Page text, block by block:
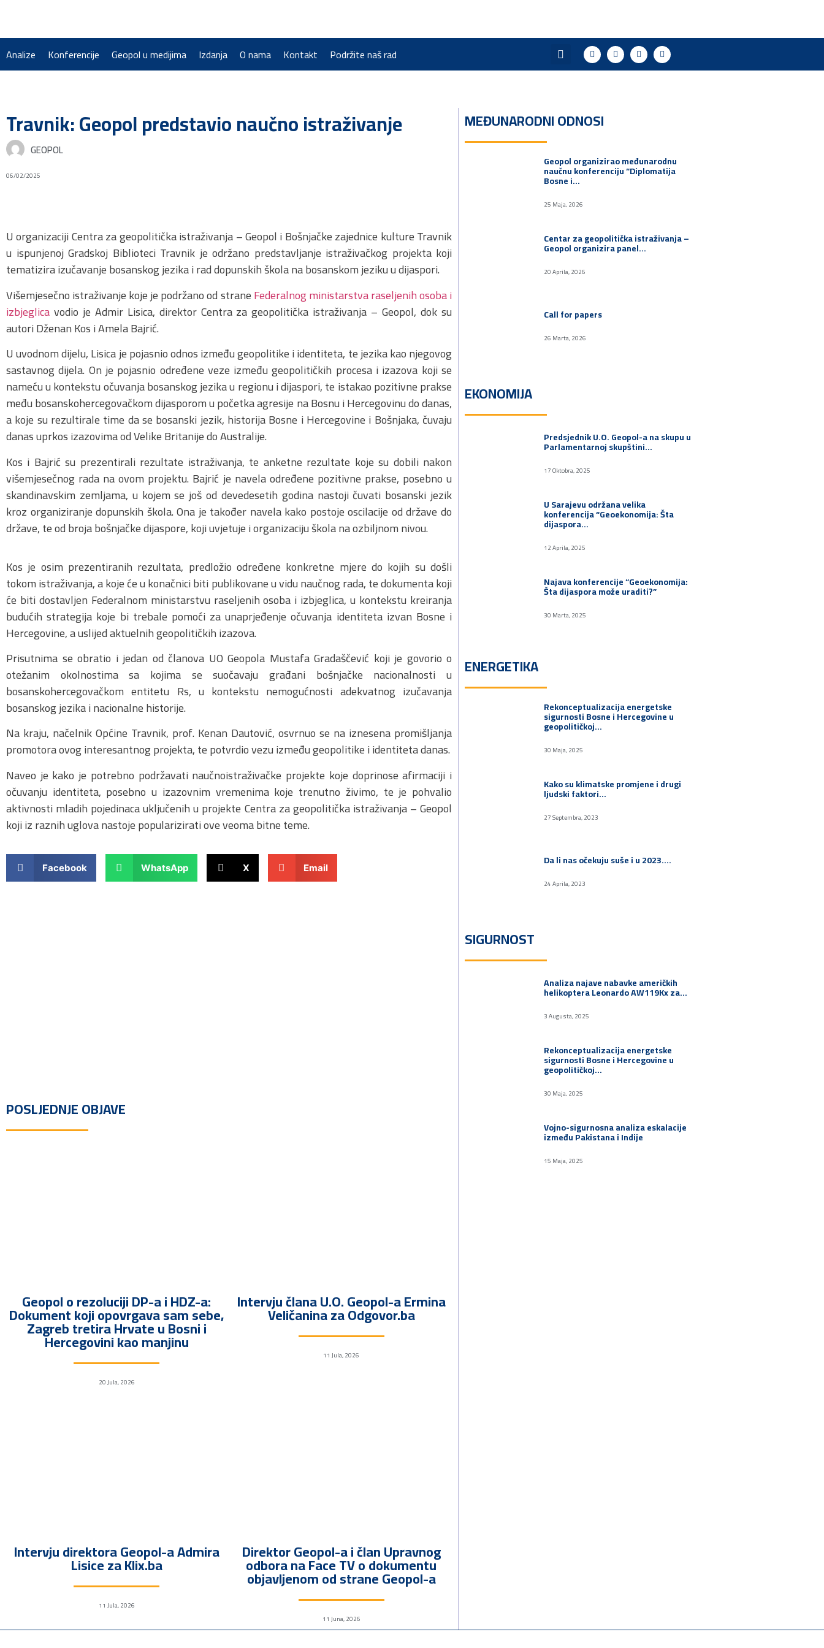
Analize Konferencije Geopol u medijima Izdanja O nama Kontakt Podržite naš rad
Travnik: Geopol predstavio naučno istraživanje
GEOPOL
06/02/2025
U organizaciji Centra za geopolitička istraživanja – Geopol i Bošnjačke zajednice kulture Travnik
u ispunjenoj Gradskoj Biblioteci Travnik je održano predstavljanje istraživačkog projekta koji
tematizira izučavanje bosanskog jezika i rad dopunskih škola na bosanskom jeziku u dijaspori.
Višemjesečno istraživanje koje je podržano od straneFederalnog ministarstva raseljenih osoba i
izbjeglica vodio je Admir Lisica, direktor Centra za geopolitička istraživanja – Geopol, dok su
autori Dženan Kos i Amela Bajrić.
U uvodnom dijelu, Lisica je pojasnio odnos između geopolitike i identiteta, te jezika kao njegovog
sastavnog dijela. On je pojasnio određene veze između geopolitičkih procesa i izazova koji se
nameću u kontekstu očuvanja bosanskog jezika u regionu i dijaspori, te istakao pozitivne prakse
među bosanskohercegovačkom dijasporom u početka agresije na Bosnu i Hercegovinu do danas,
a koje su rezultirale time da se bosanski jezik, historija Bosne i Hercegovine i Bošnjaka, čuvaju
danas uprkos izazovima od Velike Britanije do Australije.
Kos i Bajrić su prezentirali rezultate istraživanja, te anketne rezultate koje su dobili nakon
višemjesečnog rada na ovom projektu. Bajrić je navela određene pozitivne prakse, posebno u
skandinavskim zemljama, u kojem se još od devedesetih godina nastoji čuvati bosanski jezik
kroz organiziranje dopunskih škola. Ona je također navela kako postoje oscilacije od države do
države, te od broja bošnjačke dijaspore, koji uvjetuje i organizaciju škola na ozbiljnom nivou.
Kos je osim prezentiranih rezultata, predložio određene konkretne mjere do kojih su došli
tokom istraživanja, a koje će u konačnici biti publikovane u vidu naučnog rada, te dokumenta koji
će biti dostavljen Federalnom ministarstvu raseljenih osoba i izbjeglica, u kontekstu kreiranja
budućih strategija koje bi trebale pomoći za unaprjeđenje očuvanja identiteta izvan Bosne i
Hercegovine, a uslijed aktuelnih geopolitičkih izazova.
Prisutnima se obratio i jedan od članova UO Geopola Mustafa Gradaščević koji je govorio o
otežanim okolnostima sa kojima se suočavaju građani bošnjačke nacionalnosti u
bosanskohercegovačkom entitetu Rs, u kontekstu nemogućnosti adekvatnog izučavanja
bosanskog jezika i nacionalne historije.
Na kraju, načelnik Općine Travnik, prof. Kenan Dautović, osvrnuo se na iznesena promišljanja
promotora ovog interesantnog projekta, te potvrdio vezu između geopolitike i identiteta danas.
Naveo je kako je potrebno podržavati naučnoistraživačke projekte koje doprinose afirmaciji i
očuvanju identiteta, posebno u izazovnim vremenima koje trenutno živimo, te je pohvalio
aktivnosti mladih pojedinaca uključenih u projekte Centra za geopolitička istraživanja – Geopol
koji iz raznih uglova nastoje popularizirati ove veoma bitne teme.
Facebook WhatsApp X Email
POSLJEDNJE OBJAVE
Geopol o rezoluciji DP-a i HDZ-a:
Dokument koji opovrgava sam sebe,
Zagreb tretira Hrvate u Bosni i
Hercegovini kao manjinu
20 Jula, 2026
Intervju člana U.O. Geopol-a Ermina
Veličanina za Odgovor.ba
11 Jula, 2026
Intervju direktora Geopol-a Admira
Lisice za Klix.ba
11 Jula, 2026
Direktor Geopol-a i član Upravnog
odbora na Face TV o dokumentu
objavljenom od strane Geopol-a
11 Juna, 2026
MEĐUNARODNI ODNOSI
Geopol organizirao međunarodnu
naučnu konferenciju “Diplomatija
Bosne i…
25 Maja, 2026
Centar za geopolitička istraživanja –
Geopol organizira panel…
20 Aprila, 2026
Call for papers
26 Marta, 2026
EKONOMIJA
Predsjednik U.O. Geopol-a na skupu u
Parlamentarnoj skupštini…
17 Oktobra, 2025
U Sarajevu održana velika
konferencija “Geoekonomija: Šta
dijaspora…
12 Aprila, 2025
Najava konferencije “Geoekonomija:
Šta dijaspora može uraditi?”
30 Marta, 2025
ENERGETIKA
Rekonceptualizacija energetske
sigurnosti Bosne i Hercegovine u
geopolitičkoj…
30 Maja, 2025
Kako su klimatske promjene i drugi
ljudski faktori…
27 Septembra, 2023
Da li nas očekuju suše i u 2023.…
24 Aprila, 2023
SIGURNOST
Analiza najave nabavke američkih
helikoptera Leonardo AW119Kx za…
3 Augusta, 2025
Rekonceptualizacija energetske
sigurnosti Bosne i Hercegovine u
geopolitičkoj…
30 Maja, 2025
Vojno-sigurnosna analiza eskalacije
između Pakistana i Indije
15 Maja, 2025